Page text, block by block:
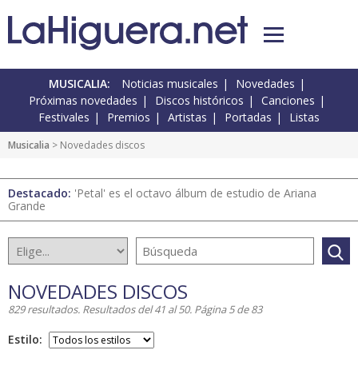
MUSICALIA: Noticias musicales
Novedades
Próximas novedades
Discos históricos
Canciones
Festivales
Premios Artistas Portadas Listas
Musicalia > Novedades discos
Destacado: 'Petal' es el octavo álbum de estudio de Ariana
Grande
NOVEDADES DISCOS
829 resultados. Resultados del 41 al 50. Página 5 de 83
Estilo: